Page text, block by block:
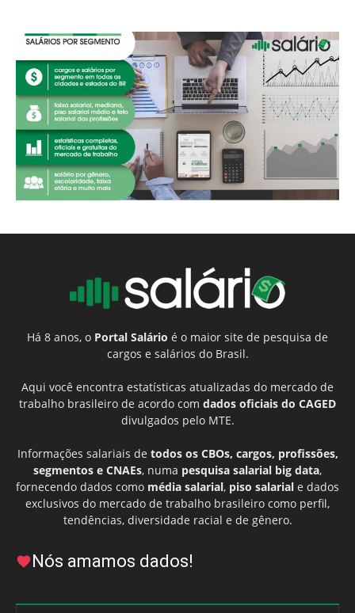
Há 8 anos, o Portal Salário é o maior site de pesquisa de
cargos e salários do Brasil.
Aqui você encontra estatísticas atualizadas do mercado de
trabalho brasileiro de acordo com dados oficiais do CAGED
divulgados pelo MTE.
Informações salariais de todos os CBOs, cargos, profissões,
segmentos e CNAEs, numa pesquisa salarial big data,
fornecendo dados como média salarial, piso salarial e dados
exclusivos do mercado de trabalho brasileiro como perfil,
tendências, diversidade racial e de gênero.
Nós amamos dados!